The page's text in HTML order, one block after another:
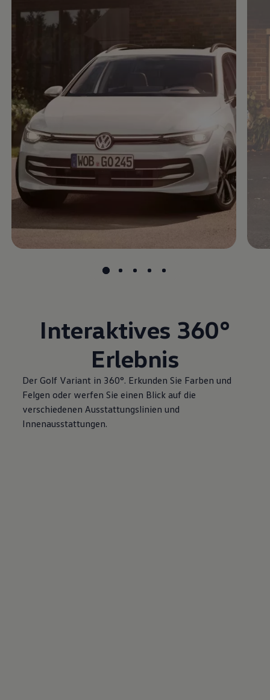
Interaktives 360°
Erlebnis
Der Golf Variant in 360°. Erkunden Sie Farben und
Felgen oder werfen Sie einen Blick auf die
verschiedenen Ausstattungslinien und
Innenausstattungen.